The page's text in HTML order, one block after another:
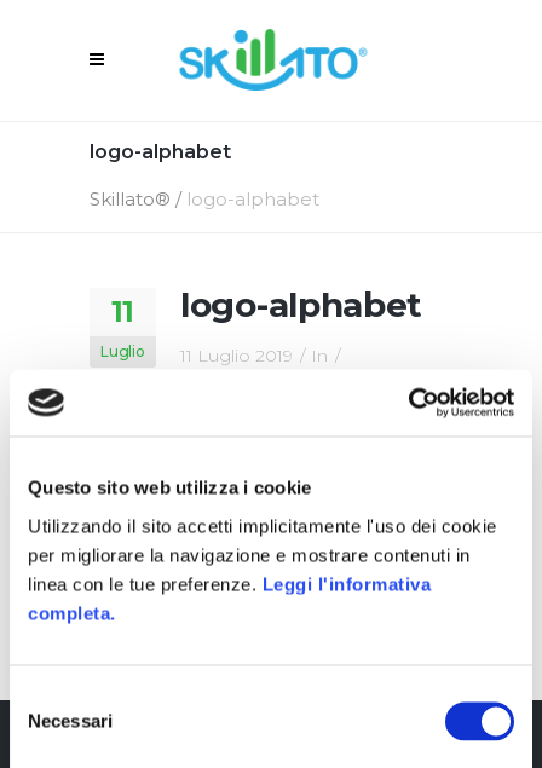
Questo sito web utilizza i cookie
Utilizzando il sito accetti implicitamente l'uso dei cookie
per migliorare la navigazione e mostrare contenuti in
linea con le tue preferenze. Leggi l'informativa
completa.
Selezione
delNecessari
logo-alphabet
Skillato® / logo-alphabet
11
Luglio
logo-alphabet
11 Luglio 2019
In
SHARE